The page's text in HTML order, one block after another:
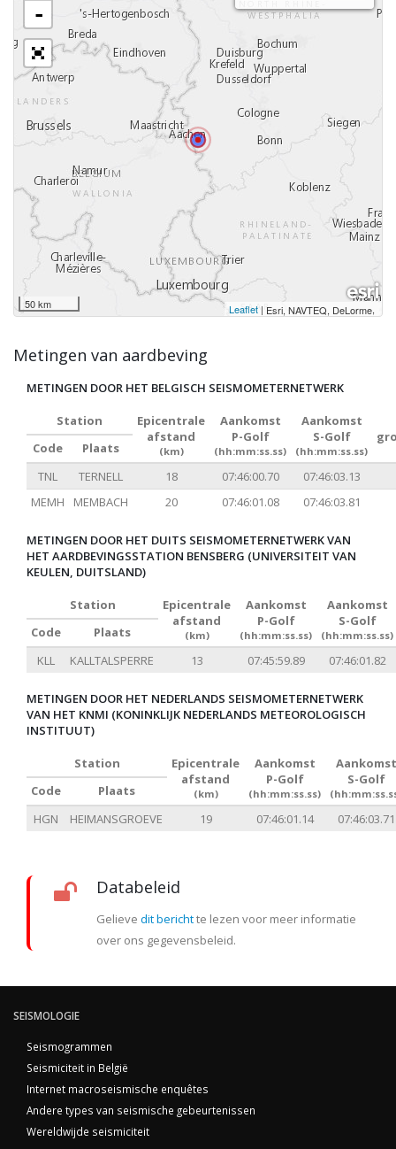
-
50 km Leaflet | Esri, NAVTEQ, DeLorme,
Metingen van aardbeving
METINGEN DOOR HET BELGISCH SEISMOMETERNETWERK
Station
Epicentrale
afstand
(km)
Aankomst
P-Golf
(hh:mm:ss.ss)
Aankomst
S-Golf
(hh:mm:ss.ss)
Code
Plaats
TNL
TERNELL 18 07:46:00.70
07:46:03.13
MEMH
MEMBACH 20 07:46:01.08 07:46:03.81
METINGEN DOOR HET DUITS SEISMOMETERNETWERK VAN
HET AARDBEVINGSSTATION BENSBERG (UNIVERSITEIT VAN
KEULEN, DUITSLAND)
Station
Epicentrale
afstand
(km)
Aankomst
P-Golf
(hh:mm:ss.ss)
Aankomst
S-Golf
(hh:mm:ss.ss)
Code
Plaats
KLL
KALLTALSPERRE 13 07:45:59.89 07:46:01.82
METINGEN DOOR HET NEDERLANDS SEISMOMETERNETWERK
VAN HET KNMI (KONINKLIJK NEDERLANDS METEOROLOGISCH
INSTITUUT)
Station
Epicentrale
afstand
(km)
Aankomst
P-Golf
(hh:mm:ss.ss)
Aankomst
S-Golf
Code
Plaats
HGN
HEIMANSGROEVE 19 07:46:01.14 07:46:03.71
Databeleid
Gelieve dit berichtte lezen voor meer informatie
over ons gegevensbeleid.
SEISMOLOGIE
Seismogrammen
Seismiciteit in België
Internet macroseismische enquêtes
Andere types van seismische gebeurtenissen
Wereldwijde seismiciteit